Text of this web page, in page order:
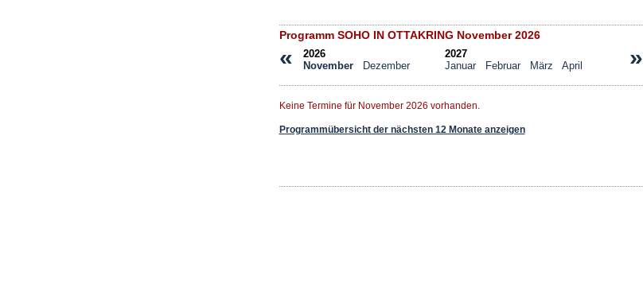
Programm SOHO IN OTTAKRING November 2026
« »
2026
November
Dezember
2027
Januar
Februar März April
Keine Termine für November 2026 vorhanden.
Programmübersicht der nächsten 12 Monate anzeigen